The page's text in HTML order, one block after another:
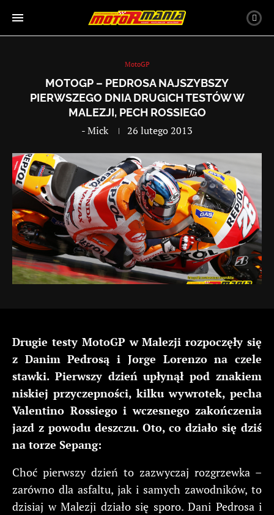
MotoGP
MOTOGP – PEDROSA NAJSZYBSZY
PIERWSZEGO DNIA DRUGICH TESTÓW W
MALEZJI, PECH ROSSIEGO
-Mick 26 lutego 2013
Drugie testy MotoGP w Malezji rozpoczęły się
z Danim Pedrosą i Jorge Lorenzo na czele
stawki. Pierwszy dzień upłynął pod znakiem
niskiej przyczepności, kilku wywrotek, pecha
Valentino Rossiego i wczesnego zakończenia
jazd z powodu deszczu. Oto, co działo się dziś
na torze Sepang:
Choć pierwszy dzień to zazwyczaj rozgrzewka –
zarówno dla asfaltu, jak i samych zawodników, to
dzisiaj w Malezji działo się sporo. Dani Pedrosa i